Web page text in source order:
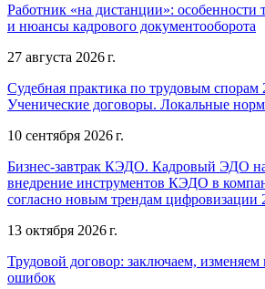
Работник «на дистанции»:
и нюансы кадрового документооборота
27 августа 2026 г.
Судебная практика по трудовым спорам
Ученические договоры. Локальные
10 сентября 2026 г.
Бизнес-завтрак КЭДО. Кадровый ЭДО
внедрение инструментов КЭДО в
согласно новым трендам цифровизации
13 октября 2026 г.
Трудовой договор: заключаем, изменяем
ошибок